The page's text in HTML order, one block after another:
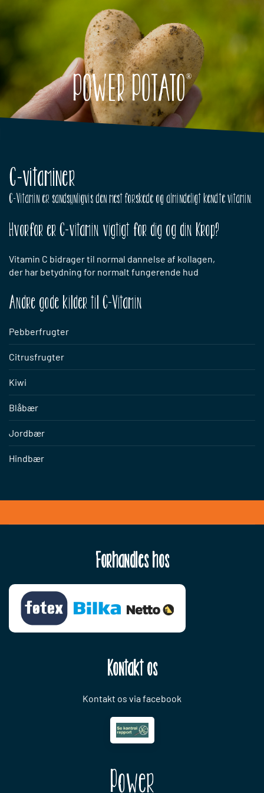
Gå til hovedindhold
POWER POTATO®
C-vitaminer
C-Vitamin er sandsynligvis den mest forskede og almindeligt kendte vitamin.
Hvorfor er C-vitamin vigtigt for dig og din Krop?
Vitamin C bidrager til normal dannelse af kollagen,
der har betydning for normalt fungerende hud
Andre gode kilder til C-Vitamin
Pebberfrugter
Citrusfrugter
Kiwi
Blåbær
Jordbær
Hindbær
Forhandles hos
Kontakt os
Kontakt os via facebook
Power